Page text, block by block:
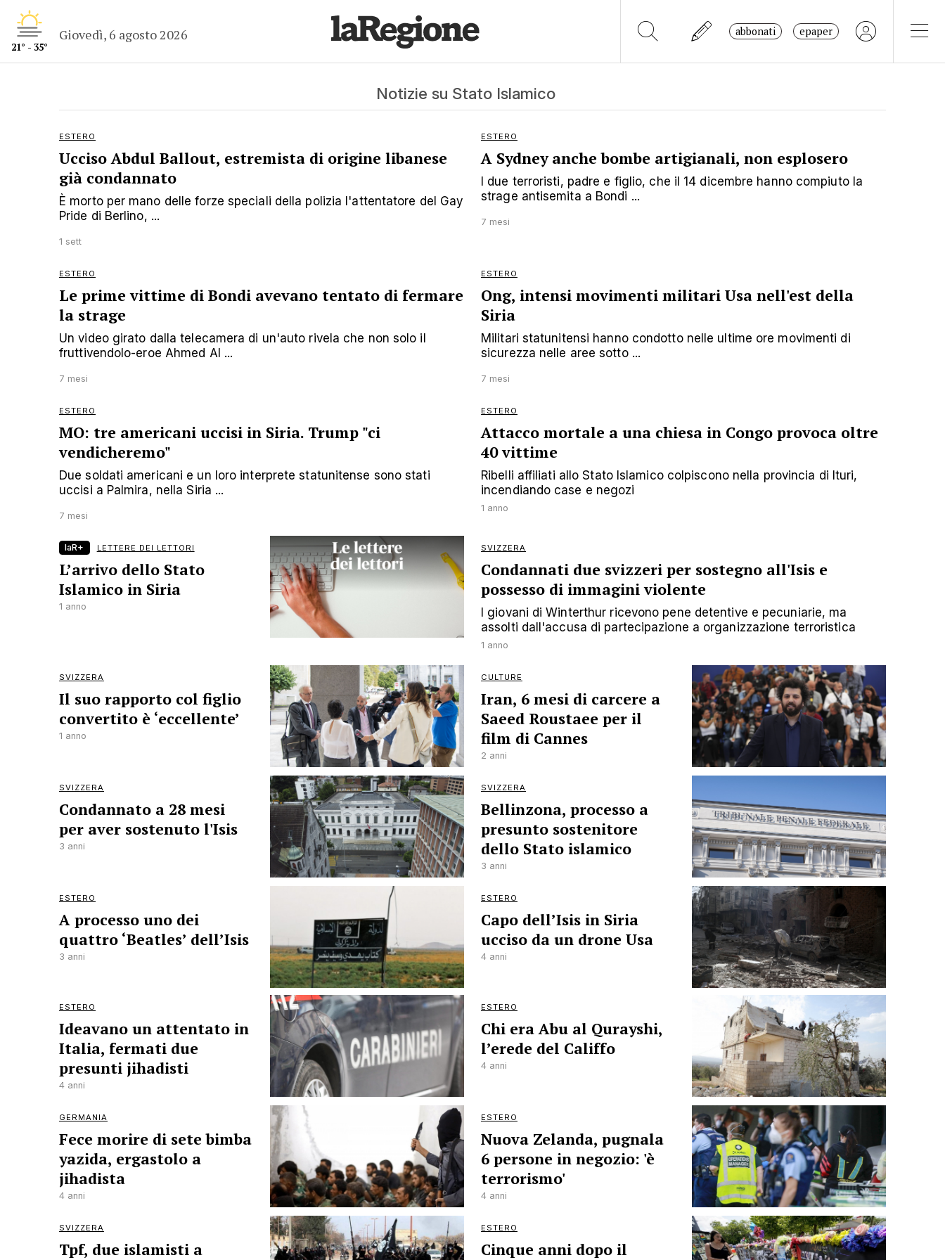
21° - 35°
Giovedì, 6 agosto 2026 abbonati epaper
Notizie su Stato Islamico
ESTERO
Ucciso Abdul Ballout, estremista di origine libanese
già condannato
È morto per mano delle forze speciali della polizia l'attentatore del Gay
Pride di Berlino, ...
1 sett
ESTERO
A Sydney anche bombe artigianali, non esplosero
I due terroristi, padre e figlio, che il 14 dicembre hanno compiuto la
strage antisemita a Bondi ...
7 mesi
ESTERO
Le prime vittime di Bondi avevano tentato di fermare
la strage
Un video girato dalla telecamera di un'auto rivela che non solo il
fruttivendolo-eroe Ahmed Al ...
7 mesi
ESTERO
Ong, intensi movimenti militari Usa nell'est della
Siria
Militari statunitensi hanno condotto nelle ultime ore movimenti di
sicurezza nelle aree sotto ...
7 mesi
ESTERO
MO: tre americani uccisi in Siria. Trump "ci
vendicheremo"
Due soldati americani e un loro interprete statunitense sono stati
uccisi a Palmira, nella Siria ...
7 mesi
ESTERO
Attacco mortale a una chiesa in Congo provoca oltre
40 vittime
Ribelli affiliati allo Stato Islamico colpiscono nella provincia di Ituri,
incendiando case e negozi
1 anno
laR+ LETTERE DEI LETTORI
L’arrivo dello Stato
Islamico in Siria
1 anno
SVIZZERA
Condannati due svizzeri per sostegno all'Isis e
possesso di immagini violente
I giovani di Winterthur ricevono pene detentive e pecuniarie, ma
assolti dall'accusa di partecipazione a organizzazione terroristica
1 anno
SVIZZERA
Il suo rapporto col figlio
convertito è ‘eccellente’
1 anno
CULTURE
Iran, 6 mesi di carcere a
Saeed Roustaee per il
film di Cannes
2 anni
SVIZZERA
Condannato a 28 mesi
per aver sostenuto l'Isis
3 anni
SVIZZERA
Bellinzona, processo a
presunto sostenitore
dello Stato islamico
3 anni
ESTERO
A processo uno dei
quattro ‘Beatles’ dell’Isis
3 anni
ESTERO
Capo dell’Isis in Siria
ucciso da un drone Usa
4 anni
ESTERO
Ideavano un attentato in
Italia, fermati due
presunti jihadisti
4 anni
ESTERO
Chi era Abu al Qurayshi,
l’erede del Califfo
4 anni
GERMANIA
Fece morire di sete bimba
yazida, ergastolo a
jihadista
4 anni
ESTERO
Nuova Zelanda, pugnala
6 persone in negozio: 'è
terrorismo'
4 anni
SVIZZERA
Tpf, due islamisti a
ESTERO
Cinque anni dopo il